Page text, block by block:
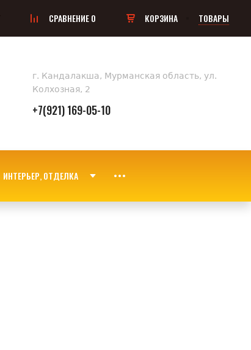
СРАВНЕНИЕ0 КОРЗИНА ТОВАРЫ
г. Кандалакша, Мурманская область, ул.
Колхозная, 2
+7(921) 169-05-10
ИНТЕРЬЕР, ОТДЕЛКА